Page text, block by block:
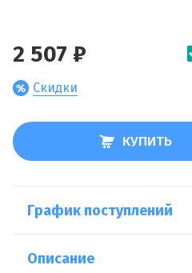
2 507 ₽
Скидки
КУПИТЬ
График поступлений
Описание